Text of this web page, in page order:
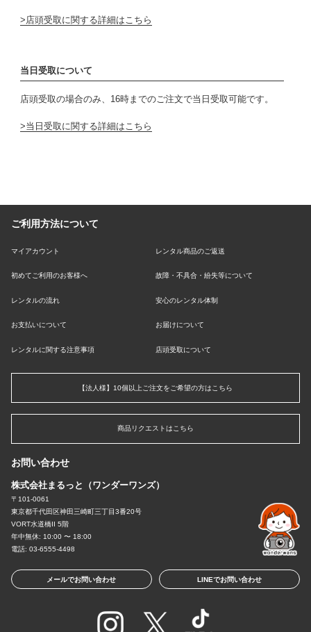
店頭受取に関する詳細はこちら
当日受取について
店頭受取の場合のみ、16時までのご注文で当日受取可能です。
当日受取に関する詳細はこちら
ご利用方法について
マイアカウント レンタル商品のご返送
初めてご利用のお客様へ 故障・不具合・紛失等について
レンタルの流れ 安心のレンタル体制
お支払いについて お届けについて
レンタルに関する注意事項 店頭受取について
【法人様】10個以上ご注文をご希望の方はこちら
商品リクエストはこちら
お問い合わせ
株式会社まるっと（ワンダーワンズ）
〒101-0061
東京都千代田区神田三崎町三丁目3番20号
VORT水道橋II 5階
年中無休: 10:00 〜 18:00
電話: 03-6555-4498
メールでお問い合わせ LINEでお問い合わせ